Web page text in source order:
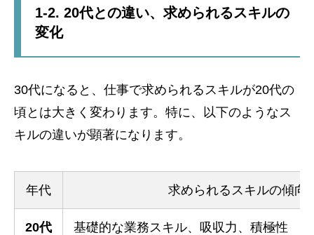
1-2. 20代との違い、求められるスキルの
変化
30代になると、仕事で求められるスキルが20代の
頃とは大きく変わります。特に、以下のようなス
キルの違いが顕著になります。
年代 求められるスキルの傾向
20代 基礎的な業務スキル、吸収力、積極性